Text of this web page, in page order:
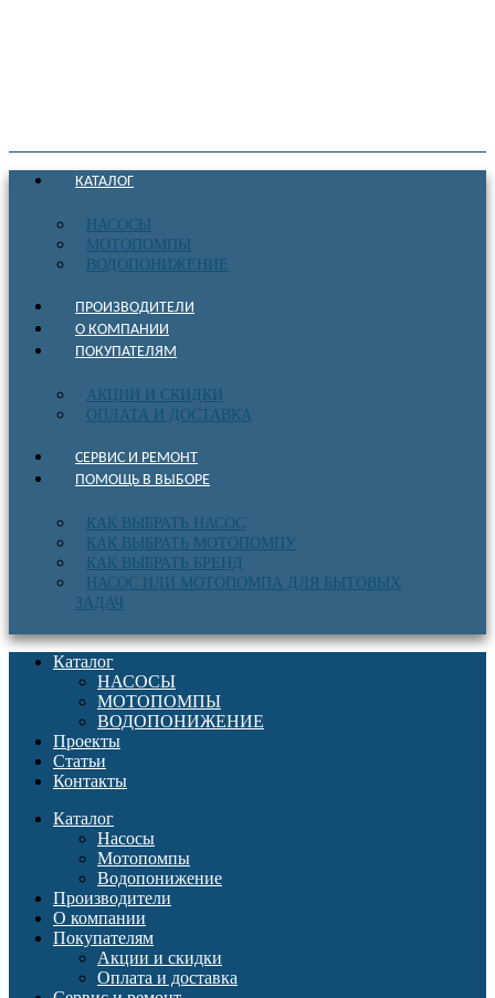
КАТАЛОГ
НАСОСЫ
МОТОПОМПЫ
ВОДОПОНИЖЕНИЕ
ПРОИЗВОДИТЕЛИ
О КОМПАНИИ
ПОКУПАТЕЛЯМ
АКЦИИ И СКИДКИ
ОПЛАТА И ДОСТАВКА
СЕРВИС И РЕМОНТ
ПОМОЩЬ В ВЫБОРЕ
КАК ВЫБРАТЬ НАСОС
КАК ВЫБРАТЬ МОТОПОМПУ
КАК ВЫБРАТЬ БРЕНД
НАСОС ИЛИ МОТОПОМПА ДЛЯ БЫТОВЫХ
ЗАДАЧ
Каталог
НАСОСЫ
МОТОПОМПЫ
ВОДОПОНИЖЕНИЕ
Проекты
Статьи
Контакты
Каталог
Насосы
Мотопомпы
Водопонижение
Производители
О компании
Покупателям
Акции и скидки
Оплата и доставка